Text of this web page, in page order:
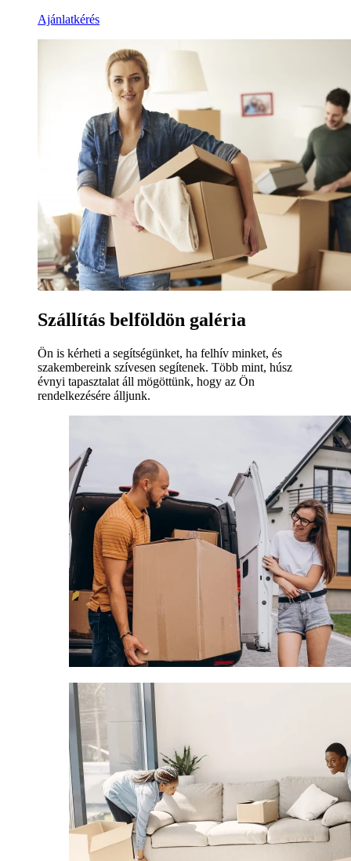
Ajánlatkérés
Szállítás belföldön galéria
Ön is kérheti a segítségünket, ha felhív minket, és
szakembereink szívesen segítenek. Több mint, húsz
évnyi tapasztalat áll mögöttünk, hogy az Ön
rendelkezésére álljunk.